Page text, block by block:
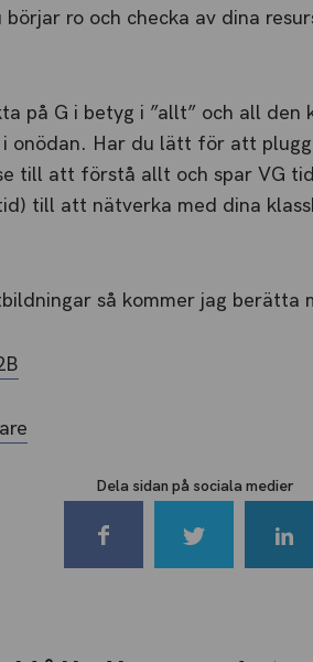
ro och checka av dina
på G i betyg i ”allt” och all
i onödan. Har du lätt för att
till att förstå allt och spar VG
till att nätverka med dina
så kommer jag berätta
Dela sidan på sociala medier